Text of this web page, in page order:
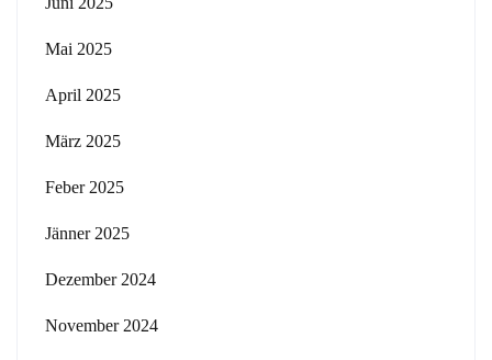
Mai 2025
April 2025
März 2025
Feber 2025
Jänner 2025
Dezember 2024
November 2024